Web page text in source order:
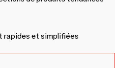
rapides et simplifiées